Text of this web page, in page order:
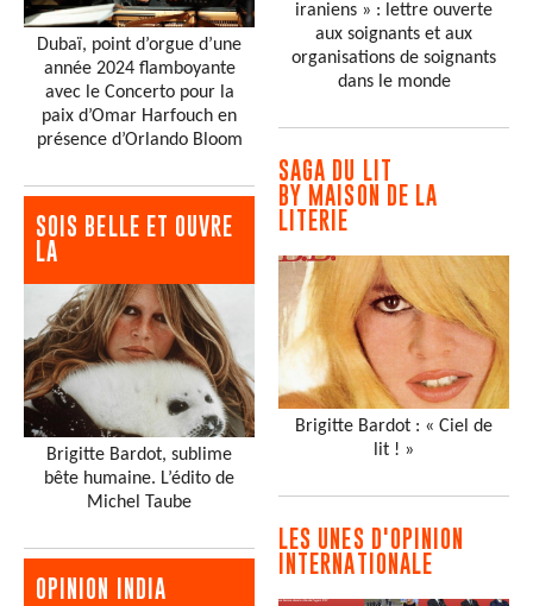
Dubaï, point d’orgue d’une
année 2024 flamboyante
avec le Concerto pour la
paix d’Omar Harfouch en
présence d’Orlando Bloom
SOIS BELLE ET OUVRE
LA
Brigitte Bardot, sublime
bête humaine. L’édito de
Michel Taube
OPINION INDIA
iraniens » : lettre ouverte
aux soignants et aux
organisations de soignants
dans le monde
SAGA DU LIT
BY MAISON DE LA
LITERIE
Brigitte Bardot : « Ciel de
lit ! »
LES UNES D'OPINION
INTERNATIONALE